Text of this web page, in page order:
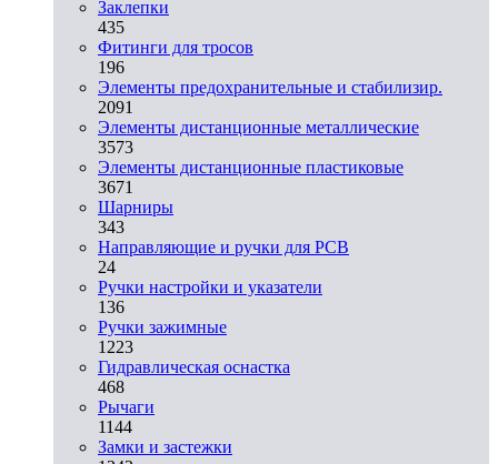
Заклепки
435
Фитинги для тросов
196
Элементы предохранительные и стабилизир.
2091
Элементы дистанционные металлические
3573
Элементы дистанционные пластиковые
3671
Шарниры
343
Направляющие и ручки для PCB
24
Ручки настройки и указатели
136
Ручки зажимные
1223
Гидравлическая оснастка
468
Рычаги
1144
Замки и застежки